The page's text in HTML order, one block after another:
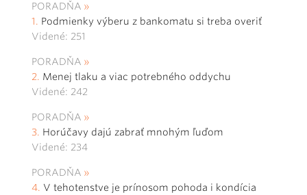
PORADŇA
Podmienky výberu z bankomatu si treba overiť
Videné: 251
PORADŇA
Menej tlaku a viac potrebného oddychu
Videné: 242
PORADŇA
Horúčavy dajú zabrať mnohým ľuďom
Videné: 234
PORADŇA
V tehotenstve je prínosom pohoda i kondícia